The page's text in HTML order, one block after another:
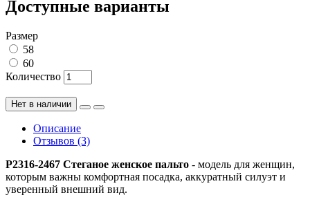
Доступные варианты
Размер
58
60
Количество
Нет в наличии
Описание
Отзывов (3)
P2316-2467 Стеганое женское пальто - модель для женщин,
которым важны комфортная посадка, аккуратный силуэт и
уверенный внешний вид.